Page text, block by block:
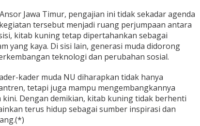
Jawa Timur, pengajian ini tidak sekadar agenda
tersebut menjadi ruang perjumpaan antara
kitab kuning tetap dipertahankan sebagai
yang kaya. Di sisi lain, generasi muda didorong
teknologi dan perubahan sosial.
kader muda NU diharapkan tidak hanya
tetapi juga mampu mengembangkannya
Dengan demikian, kitab kuning tidak berhenti
terus hidup sebagai sumber inspirasi dan